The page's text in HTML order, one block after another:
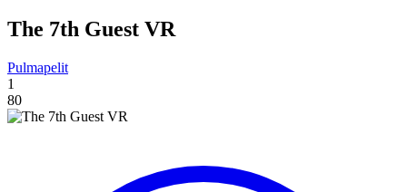
The 7th Guest VR
Pulmapelit
1
80